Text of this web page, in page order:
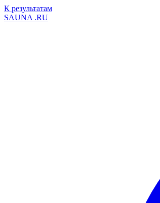
К результатам
SAUNA .RU